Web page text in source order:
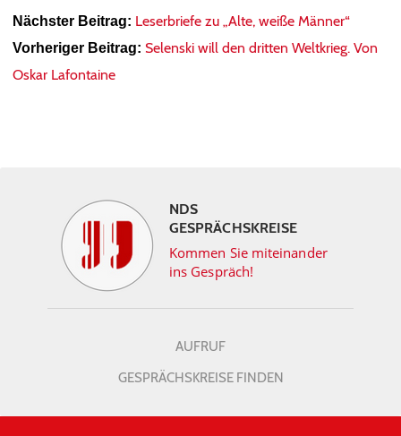
Nächster Beitrag: Leserbriefe zu „Alte, weiße Männer“
Vorheriger Beitrag: Selenski will den dritten Weltkrieg. Von
Oskar Lafontaine
NDS
GESPRÄCHSKREISE
Kommen Sie miteinander
ins Gespräch!
AUFRUF
GESPRÄCHSKREISE FINDEN